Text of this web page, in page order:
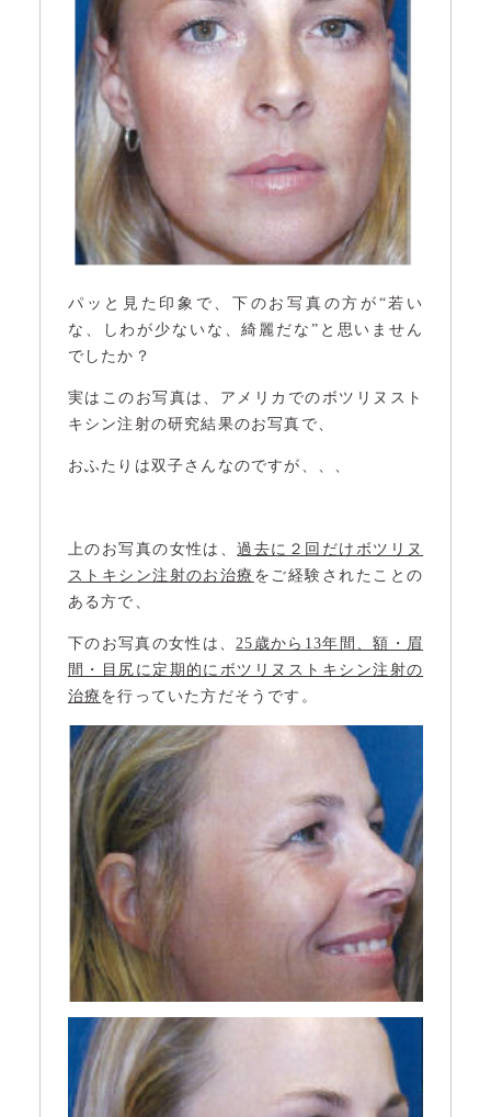
パッと見た印象で、下のお写真の方が“若い
な、しわが少ないな、綺麗だな”と思いません
でしたか？
実はこのお写真は、アメリカでのボツリヌスト
キシン注射の研究結果のお写真で、
おふたりは双子さんなのですが、、、
上のお写真の女性は、過去に２回だけボツリヌ
ストキシン注射のお治療 をご経験されたことの
ある方で、
下のお写真の女性は、 25歳から13年間、額・眉
間・目尻に定期的にボツリヌストキシン注射の
治療 を行っていた方だそうです。